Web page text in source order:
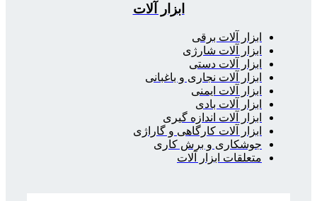
ابزار آلات
ابزار آلات برقی
ابزار آلات شارژی
ابزار آلات دستی
ابزار آلات نجاری و باغبانی
ابزار آلات ایمنی
ابزار آلات بادی
ابزار آلات اندازه گیری
ابزار آلات کارگاهی و گاراژی
جوشکاری و برش کاری
متعلقات ابزار آلات